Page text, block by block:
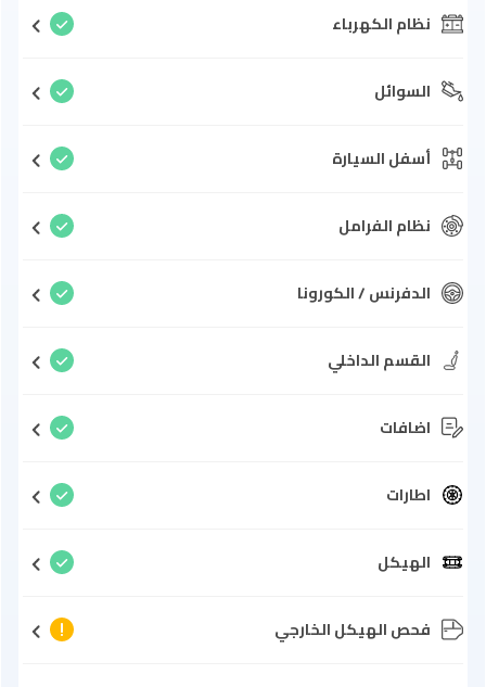
نظام الكهرباء
السوائل
أسفل السيارة
نظام الفرامل
الدفرنس / الكورونا
القسم الداخلي
اضافات
اطارات
الهيكل
فحص الهيكل الخارجي